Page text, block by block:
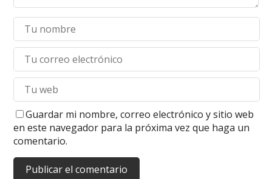
Guardar mi nombre, correo electrónico y sitio web
en este navegador para la próxima vez que haga un
comentario.